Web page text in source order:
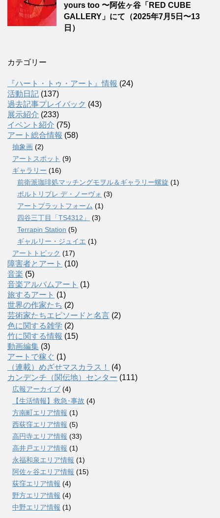
yours too 〜阿佐ヶ谷「RED CUBE
GALLERY」にて（2025年7月5日〜13
日）
カテゴリー
『ハート・トゥ・アート』情報 (24)
活動日記 (137)
過去記事プレイバック (43)
展示紹介 (233)
イベント紹介 (75)
アート総合情報 (58)
抽象画 (2)
アートスポット (9)
ギャラリー (16)
前衛派珈琲処マッチングモヲル＆ギャラリー螺旋 (1)
ポルトリブレ デ・ノーヴォ (3)
アートプラットフォーム (1)
四谷三丁目「TS4312」
(3)
Terrapin Station (5)
ギャルリー・ジュイエ (1)
アートトピック (17)
障害者とアート (10)
音楽 (5)
音楽アルバムアート (1)
旅するアート (1)
世界の作家たち (2)
芸術家たちエピソードと名言 (2)
色に関する雑学 (2)
竹に関する情報 (15)
動画編集 (3)
アートで稼ぐ (1)
（連載）めざせマスカラス！
(4)
カンデンチ（関伝地）センター (111)
広報アーカイブ (4)
【生活情報】救急･事故 (4)
方南町エリア情報 (1)
西荻窪エリア情報 (5)
高円寺エリア情報 (33)
高井戸エリア情報 (1)
永福和泉エリア情報 (1)
阿佐ヶ谷エリア情報 (15)
荻窪エリア情報 (4)
野方エリア情報 (4)
中野エリア情報 (1)